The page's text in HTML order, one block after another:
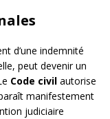
d’une indemnité
peut devenir un
Code civil autorise
manifestement
judiciaire